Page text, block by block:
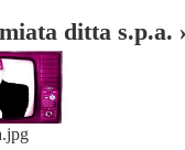
ditta s.p.a.